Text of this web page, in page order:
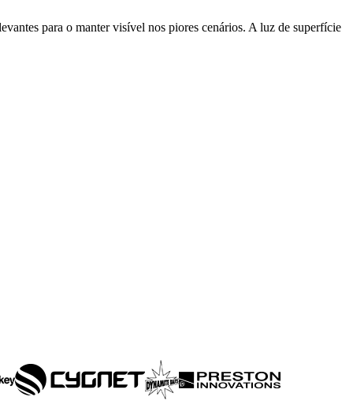
para o manter visível nos piores cenários. A luz de superfície